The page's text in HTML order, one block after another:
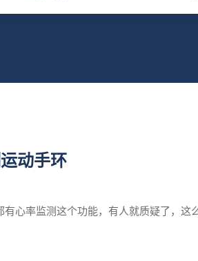
动手环
心率监测这个功能，有人就质疑了，这